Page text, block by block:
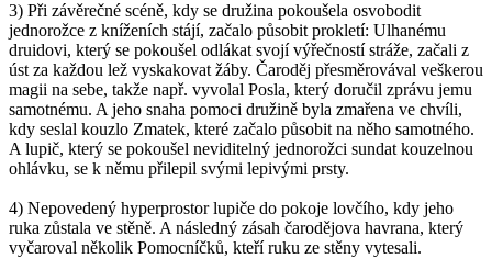
3) Při závěrečné scéně, kdy se družina pokoušela osvobodit
jednorožce z kníženích stájí, začalo působit prokletí: Ulhanému
druidovi, který se pokoušel odlákat svojí výřečností stráže, začali z
úst za každou lež vyskakovat žáby. Čaroděj přesměrovával veškerou
magii na sebe, takže např. vyvolal Posla, který doručil zprávu jemu
samotnému. A jeho snaha pomoci družině byla zmařena ve chvíli,
kdy seslal kouzlo Zmatek, které začalo působit na něho samotného.
A lupič, který se pokoušel neviditelný jednorožci sundat kouzelnou
ohlávku, se k němu přilepil svými lepivými prsty.
4) Nepovedený hyperprostor lupiče do pokoje lovčího, kdy jeho
ruka zůstala ve stěně. A následný zásah čarodějova havrana, který
vyčaroval několik Pomocníčků, kteří ruku ze stěny vytesali.